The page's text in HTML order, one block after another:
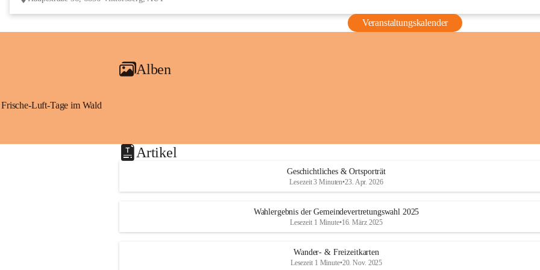
Veranstaltungskalender
Alben
Frische-Luft-Tage im Wald
Artikel
Geschichtliches & Ortsporträt
Lesezeit 3 Minuten•23. Apr. 2026
Wahlergebnis der Gemeindevertretungswahl 2025
Lesezeit 1 Minute•16. März 2025
Wander- & Freizeitkarten
Lesezeit 1 Minute•20. Nov. 2025